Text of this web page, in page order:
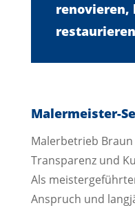
renovieren,
restaurieren
Malermeister-
Malerbetrieb
Transparenz und
Als
Anspruch und